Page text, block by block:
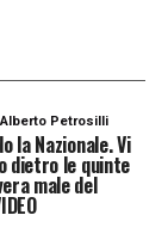
Alberto Petrosilli
la Nazionale. Vi
dietro le quinte
male del